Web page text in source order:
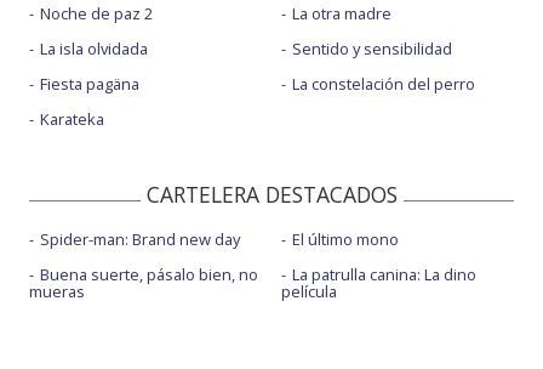
Noche de paz 2
La isla olvidada
Fiesta pagäna
Karateka
La otra madre
Sentido y sensibilidad
La constelación del perro
CARTELERA DESTACADOS
Spider-man: Brand new day
Buena suerte, pásalo bien, no
mueras
El último mono
La patrulla canina: La dino
película